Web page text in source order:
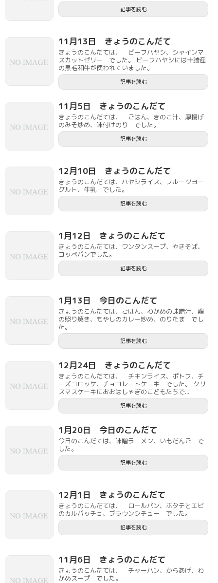
記事を読む
11月13日 きょうのこんだて
きょうのこんだては、 ビーフハヤシ、シャインマ
スカットゼリー でした。 ビーフハヤシには十勝産
の黒毛和牛が使われていました。
記事を読む
11月5日 きょうのこんだて
きょうのこんだては、 ごはん、きのこ汁、厚揚げ
のみそ炒め、味付けのり でした。
記事を読む
12月10日 きょうのこんだて
きょうのこんだては、ハヤシライス、フルーツヨー
グルト、牛乳 でした。
記事を読む
1月12日 きょうのこんだて
きょうのこんだては、ワンタンスープ、やきそば、
コッペパンでした。
記事を読む
1月13日 今日のこんだて
きょうのこんだては、ごはん、わかめの味噌汁、鶏
の照り焼き、もやしのカレー炒め、のりたま でし
た。
記事を読む
12月24日 きょうのこんだて
きょうのこんだては、 チキンライス、ポトフ、チ
ーズコロッケ、チョコレートケーキ でした。 クリ
スマスケーキにおおはしゃぎのこどもたちで...
記事を読む
1月20日 今日のこんだて
今日のこんだては、味噌ラーメン、いもだんご で
した。
記事を読む
12月1日 きょうのこんだて
きょうのこんだては、 ロールパン、ホタテとエビ
のカルパッチョ、ブラウンシチュー でした。
記事を読む
11月6日 きょうのこんだて
きょうのこんだては、 チャーハン、からあげ、わ
かめスープ でした。